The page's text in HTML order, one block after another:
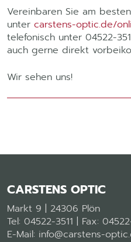
Vereinbaren Sie am
unter carstens-optic.de/
telefonisch unter 04522-
auch gerne direkt
Wir sehen uns!
CARSTENS OPTIC
Markt 9 | 24306 Plön
Tel: 04522-3511 | Fax:
E-Mail: info@carstens-